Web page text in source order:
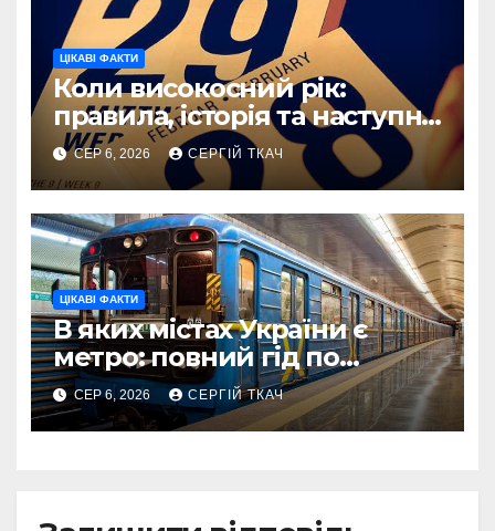
ЦІКАВІ ФАКТИ
Коли високосний рік:
правила, історія та наступні
дати
СЕР 6, 2026 СЕРГІЙ ТКАЧ
ЦІКАВІ ФАКТИ
В яких містах України є
метро: повний гід по
системах 2026
СЕР 6, 2026 СЕРГІЙ ТКАЧ